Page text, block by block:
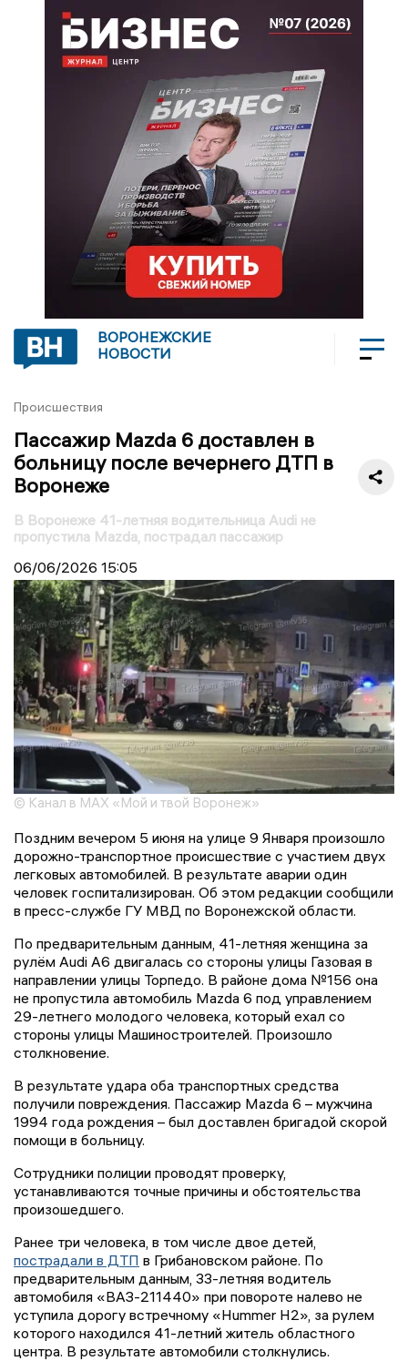
ВОРОНЕЖСКИЕ
НОВОСТИ
Происшествия
Пассажир Mazda 6 доставлен в
больницу после вечернего ДТП в
Воронеже
В Воронеже 41-летняя водительница Audi не
пропустила Mazda, пострадал пассажир
06/06/2026 15:05
© Канал в MAX «Мой и твой Воронеж»
Поздним вечером 5 июня на улице 9 Января произошло
дорожно-транспортное происшествие с участием двух
легковых автомобилей. В результате аварии один
человек госпитализирован. Об этом редакции сообщили
в пресс-службе ГУ МВД по Воронежской области.
По предварительным данным, 41-летняя женщина за
рулём Audi A6 двигалась со стороны улицы Газовая в
направлении улицы Торпедо. В районе дома №156 она
не пропустила автомобиль Mazda 6 под управлением
29-летнего молодого человека, который ехал со
стороны улицы Машиностроителей. Произошло
столкновение.
В результате удара оба транспортных средства
получили повреждения. Пассажир Mazda 6 – мужчина
1994 года рождения – был доставлен бригадой скорой
помощи в больницу.
Сотрудники полиции проводят проверку,
устанавливаются точные причины и обстоятельства
произошедшего.
Ранее три человека, в том числе двое детей,
пострадали в ДТП в Грибановском районе. По
предварительным данным, 33-летняя водитель
автомобиля «ВАЗ-211440» при повороте налево не
уступила дорогу встречному «Hummer H2», за рулем
которого находился 41-летний житель областного
центра. В результате автомобили столкнулись.